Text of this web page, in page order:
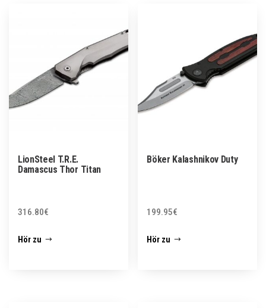
LionSteel T.R.E.
Damascus Thor Titan
316.80€
Hör zu
Böker Kalashnikov Duty
199.95€
Hör zu